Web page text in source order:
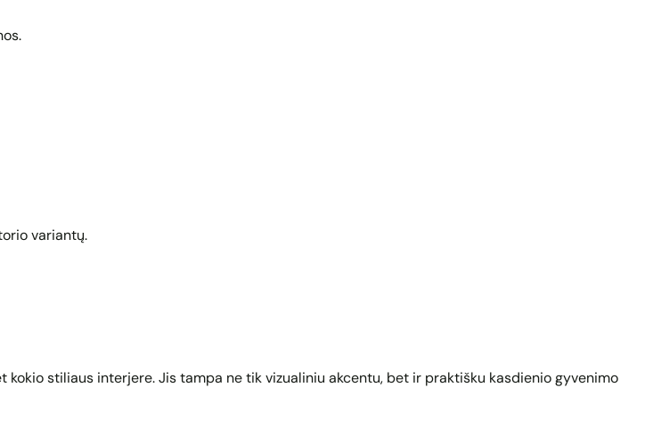
variantų.
stiliaus interjere. Jis tampa ne tik vizualiniu akcentu, bet ir praktišku kasdienio gyvenimo